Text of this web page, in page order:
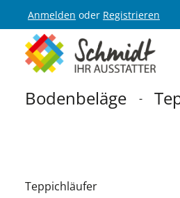
Hauptnavigation springen
Anmelden oder Registrieren
Bodenbeläge
Teppichläufer